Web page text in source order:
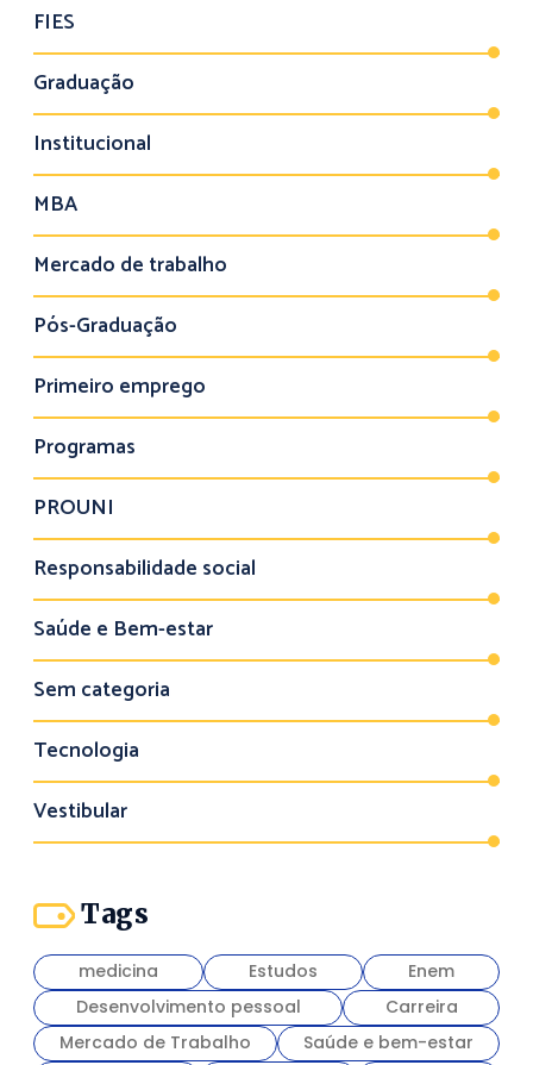
FIES
Graduação
Institucional
MBA
Mercado de trabalho
Pós-Graduação
Primeiro emprego
Programas
PROUNI
Responsabilidade social
Saúde e Bem-estar
Sem categoria
Tecnologia
Vestibular
Tags
medicina Estudos
Enem
Desenvolvimento pessoal
Carreira
Mercado de Trabalho
Saúde e bem-estar